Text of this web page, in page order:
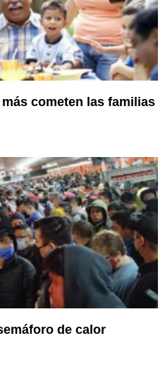
cometen las familias
de calor